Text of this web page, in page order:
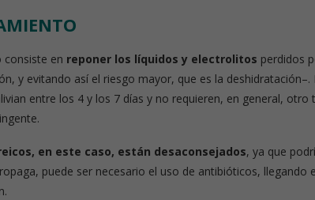
consiste en reponer los líquidos y electrolitos perdidos
y evitando así el riesgo mayor, que es la
entre los 4 y los 7 días y no requieren, en general,
en este caso, están desaconsejados, ya que
puede ser necesario el uso de antibióticos, llegando